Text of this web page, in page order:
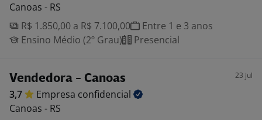
Canoas - RS
R$ 1.850,00 a R$ 7.100,00
Entre 1 e 3 anos
Ensino Médio (2º Grau)
Presencial
Vendedora - Canoas 23 jul
3,7 Empresa confidencial
Canoas - RS